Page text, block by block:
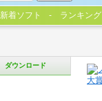
ダウンロード
新着ソフト ランキング